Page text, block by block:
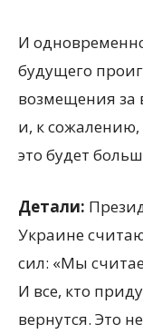
И
будущего
возмещения за
и, к
это будет
Детали:
Украине
сил: «Мы
И все, кто
вернутся. Это